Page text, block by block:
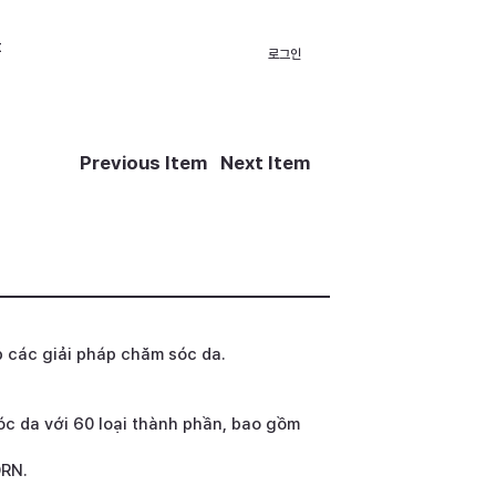
로그인
Next Item
Previous Item
các giải pháp chăm sóc da.
da với 60 loại thành phần, bao gồm